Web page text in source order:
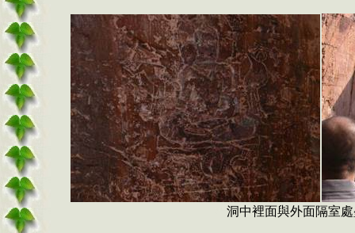
洞中裡面與外面隔室